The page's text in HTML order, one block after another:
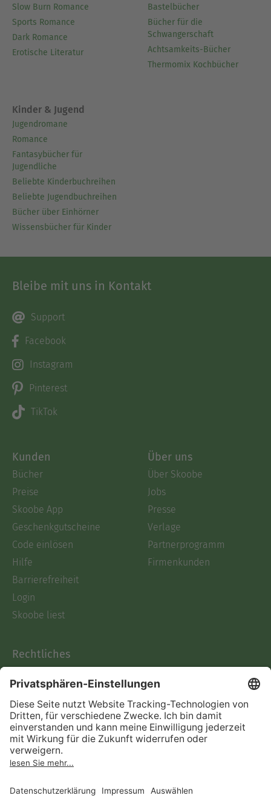
Slow Burn Romance
Sports Romance
Dark Romance
Erotische Literatur
Bastelbücher
Bücher für die
Schwangerschaft
Achtsamkeits-Bücher
Thermomix Kochbücher
Kinder & Jugend
Jugendromane
Romance
Fantasybücher für
Jugendliche
Beliebte Kinderbuchreihen
Beliebte Jugendbuchreihen
Bücher über Einhörner
Wissensbücher für Kinder
Bleibe mit uns in Kontakt
Support
Facebook
Instagram
Pinterest
TikTok
Kunden
Bücher
Preise
Skoobe App
Geschenkgutscheine
Code einlösen
Hilfe
Barrierefreiheit
Login
Skoobe liest
Über uns
Über Skoobe
Jobs
Presse
Verlage
Partnerprogramm
Firmenkunden
Rechtliches
AGB
Informationen nach Data
Act
Verträge hier kündigen
Impressum